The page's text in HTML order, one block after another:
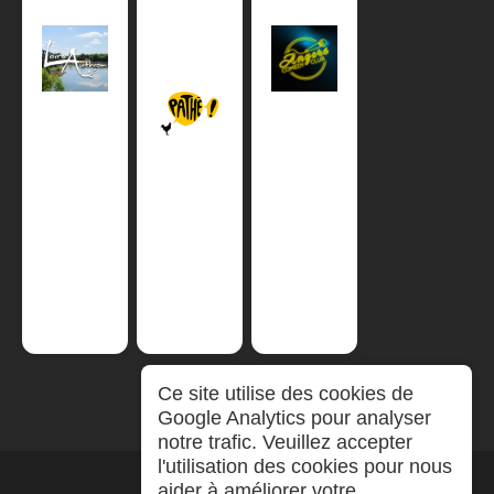
Ce site utilise des cookies de
Google Analytics pour analyser
notre trafic. Veuillez accepter
l'utilisation des cookies pour nous